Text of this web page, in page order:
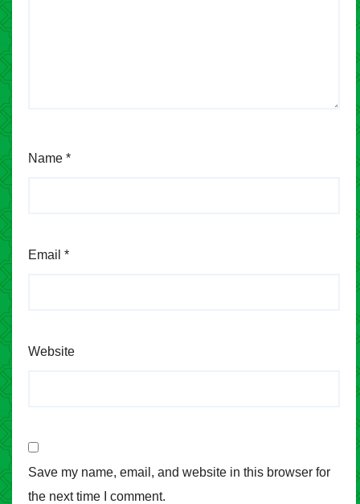
Name *
Email *
Website
Save my name, email, and website in this browser for
the next time I comment.